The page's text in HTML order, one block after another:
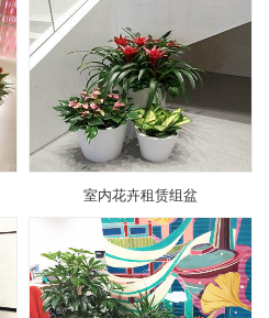
室内花卉租赁组盆